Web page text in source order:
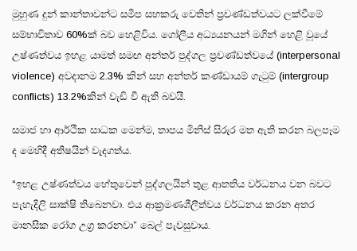
මුහුණ දුන් කාන්තාවන්ට සමීප සහකරු වෙතින් ප්‍රචණ්ඩත්වයට ලක්වීමේ
සම්භාවිතාව 60%ක් බව හෙළිවිය. ගෝලීය අධ්‍යයනයන් මගින් හෙළි වූයේ
උෂ්ණත්වය ඉහළ යාමත් සමඟ අන්තර් පුද්ගල ප්‍රචණ්ඩත්වයේ (interpersonal
violence) අවදානම 2.3% කින් සහ අන්තර් කණ්ඩායම් ගැටුම් (intergroup
conflicts) 13.2%කින් වැඩි වී ඇති බවයි.
සමාජ හා ආර්ථික සාධක මෙන්ම, තාපය මිනිස් සිරුර මත ඇති කරන බලපෑම
ද මෙහිදී අතිෂයින් වැදගත්ය.
“ඉහළ උෂ්ණත්වය හේතුවෙන් පුද්ගලයින් තුළ ආතතිය වර්ධනය වන බවට
පැහැදිලි සාක්ෂි තිබෙනවා. එය ආක්‍රමණශීලීත්වය වර්ධනය කරන අතර
මානසික රෝග උග්‍ර කරනවා” බෙල් පැවසුවාය.